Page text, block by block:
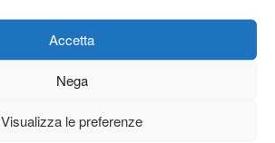
Accetta
Nega
Visualizza le preferenze
1
2
6
13
26 27 28